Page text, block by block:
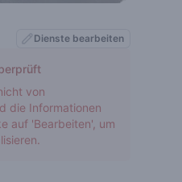
Dienste bearbeiten
von
die Informationen
auf 'Bearbeiten', um